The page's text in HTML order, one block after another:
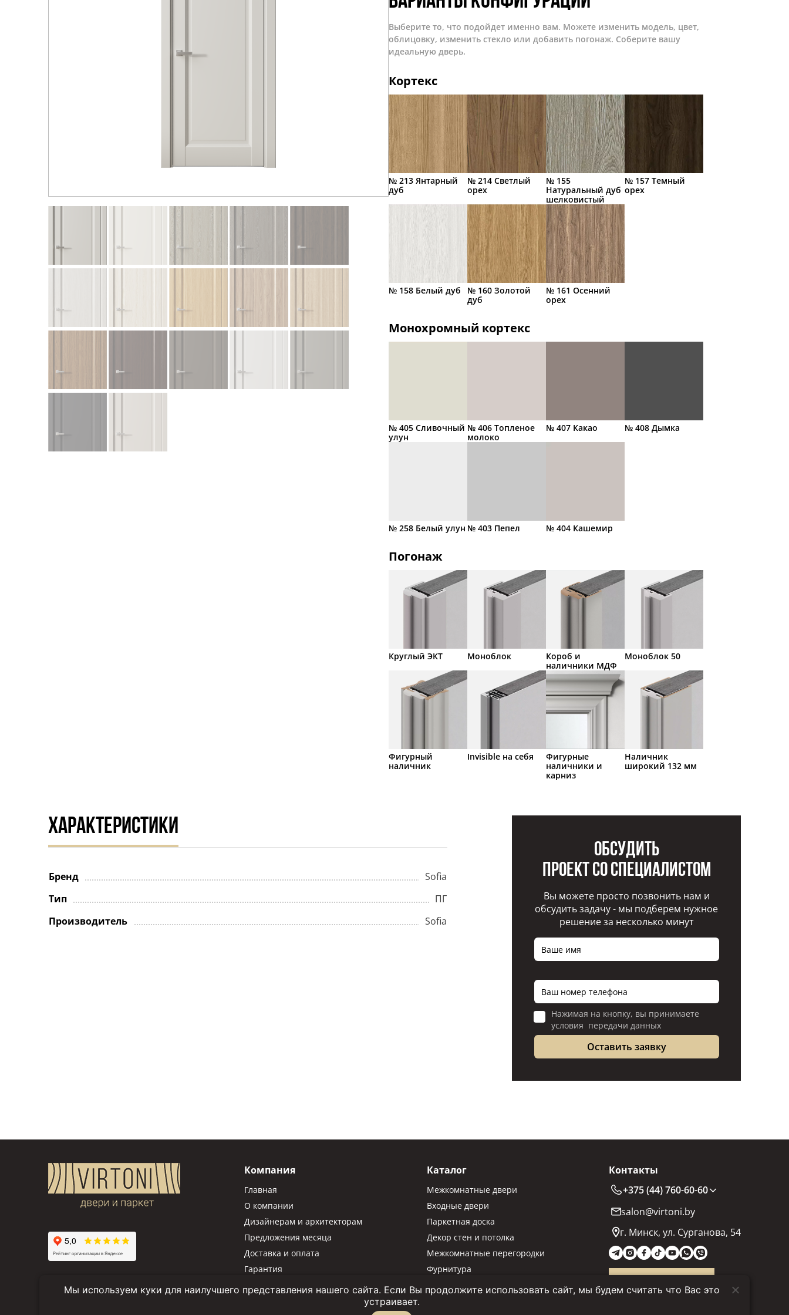
Выберите то, что подойдет именно вам. Можете изменить модель, цвет,
облицовку, изменить стекло или добавить погонаж. Соберите вашу
идеальную дверь.
Кортекс
№ 213 Янтарный
дуб
№ 214 Светлый
орех
№ 155
Натуральный дуб
шелковистый
№ 157 Темный
орех
№ 158 Белый дуб
№ 160 Золотой
дуб
№ 161 Осенний
орех
Монохромный кортекс
№ 405 Сливочный
улун
№ 406 Топленое
молоко
№ 407 Какао № 408 Дымка
№ 258 Белый улун № 403 Пепел № 404 Кашемир
Погонаж
Круглый ЭКТ Моноблок
Короб и
наличники МДФ
Моноблок 50
Фигурный
наличник
Invisible на себя
Фигурные
наличники и
карниз
Наличник
широкий 132 мм
ХАРАКТЕРИСТИКИ
Бренд
Sofia
Тип
ПГ
Производитель
Sofia
Обсудить
проект со специалистом
Вы можете просто позвонить нам и
обсудить задачу - мы подберем нужное
решение за несколько минут
Нажимая на кнопку, вы принимаете
условия передачи данных
Компания
Главная
О компании
Дизайнерам и архитекторам
Предложения месяца
Доставка и оплата
Гарантия
Каталог
Межкомнатные двери
Входные двери
Паркетная доска
Декор стен и потолка
Межкомнатные перегородки
Фурнитура
Контакты
+375 (44) 760-60-60
salon@virtoni.by
г. Минск, ул. Сурганова, 54
Мы используем куки для наилучшего представления нашего сайта. Если Вы продолжите использовать сайт, мы будем считать что Вас это
устраивает.